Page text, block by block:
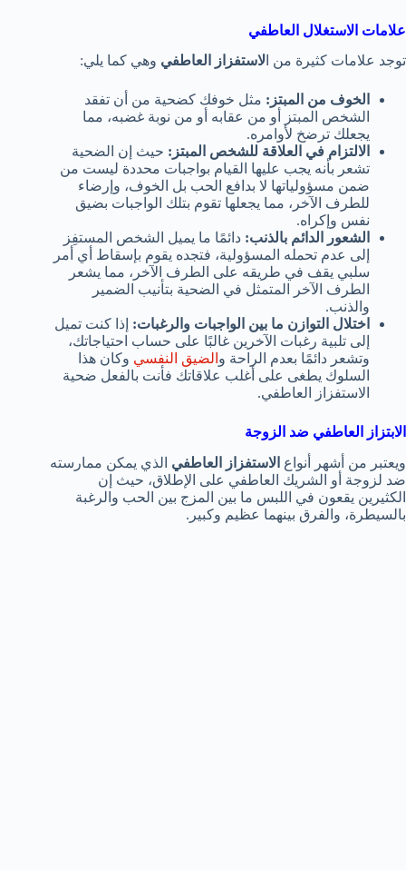
علامات الاستغلال العاطفي
توجد علامات كثيرة من ا لاستفزاز العاطفي وهي كما يلي:
الخوف من المبتز: مثل خوفك كضحية من أن تفقد
الشخص المبتز أو من عقابه أو من نوبة غضبه، مما
يجعلك ترضخ لأوامره.
الالتزام في العلاقة للشخص المبتز: حيث إن الضحية
تشعر بأنه يجب عليها القيام بواجبات محددة ليست من
ضمن مسؤولياتها لا بدافع الحب بل الخوف، وإرضاء
للطرف الآخر، مما يجعلها تقوم بتلك الواجبات بضيق
نفس وإكراه.
الشعور الدائم بالذنب: دائمًا ما يميل الشخص المستفِز
إلى عدم تحمله المسؤولية، فتجده يقوم بإسقاط أي أمر
سلبي يقف في طريقه على الطرف الآخر، مما يشعر
الطرف الآخر المتمثل في الضحية بتأنيب الضمير
والذنب.
اختلال التوازن ما بين الواجبات والرغبات: إذا كنت تميل
إلى تلبية رغبات الآخرين غالبًا على حساب احتياجاتك،
وتشعر دائمًا بعدم الراحة و الضيق النفسي وكان هذا
السلوك يطغى على أغلب علاقاتك فأنت بالفعل ضحية
الاستفزاز العاطفي.
الابتزاز العاطفي ضد الزوجة
ويعتبر من أشهر أنواع الاستفزاز العاطفي الذي يمكن ممارسته
ضد لزوجة أو الشريك العاطفي على الإطلاق، حيث إن
الكثيرين يقعون في اللبس ما بين المزج بين الحب والرغبة
بالسيطرة، والفرق بينهما عظيم وكبير.